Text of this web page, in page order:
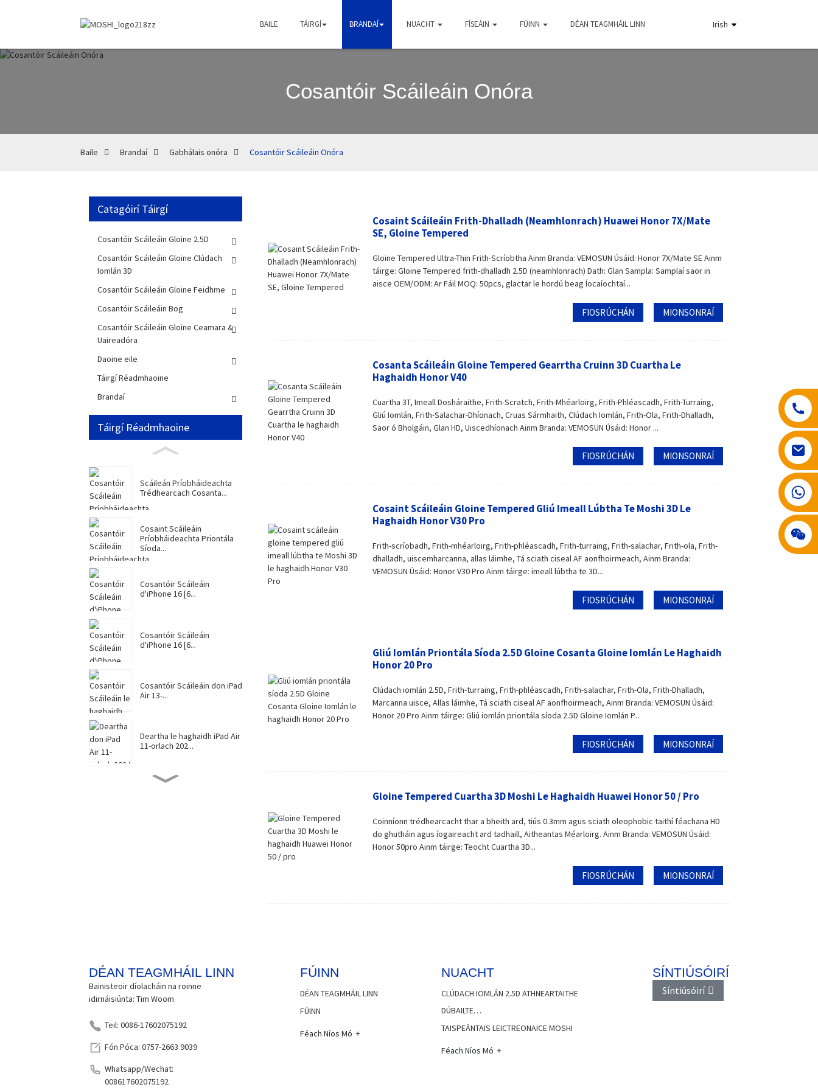
BAILE TÁIRGÍ BRANDAÍ NUACHT FÍSEÁIN FÚINN DÉAN TEAGMHÁIL LINN Irish
Cosantóir Scáileáin Onóra
Baile Brandaí Gabhálais onóra Cosantóir Scáileáin Onóra
Catagóirí Táirgí
Cosantóir Scáileáin Gloine 2.5D
Cosantóir Scáileáin Gloine Clúdach
Iomlán 3D
Cosantóir Scáileáin Gloine Feidhme
Cosantóir Scáileáin Bog
Cosantóir Scáileáin Gloine Ceamara &
Uaireadóra
Daoine eile
Táirgí Réadmhaoine
Brandaí
Táirgí Réadmhaoine
Scáileán Príobháideachta
Trédhearcach Cosanta...
Cosaint Scáileáin
Príobháideachta Priontála
Síoda...
Cosantóir Scáileáin
d'iPhone 16 [6...
Cosantóir Scáileáin
d'iPhone 16 [6...
Cosantóir Scáileáin don iPad
Air 13-...
Deartha le haghaidh iPad Air
11-orlach 202...
Cosaint Scáileáin Frith-Dhalladh (Neamhlonrach) Huawei Honor 7X/Mate
SE, Gloine Tempered
Gloine Tempered Ultra-Thin Frith-Scríobtha Ainm Branda: VEMOSUN Úsáid: Honor 7X/Mate SE Ainm
táirge: Gloine Tempered frith-dhalladh 2.5D (neamhlonrach) Dath: Glan Sampla: Samplaí saor in
aisce OEM/ODM: Ar Fáil MOQ: 50pcs, glactar le hordú beag Íocaíochtaí...
FIOSRÚCHÁN MIONSONRAÍ
Cosanta Scáileáin Gloine Tempered Gearrtha Cruinn 3D Cuartha Le
Haghaidh Honor V40
Cuartha 3T, Imeall Dosháraithe, Frith-Scratch, Frith-Mhéarloirg, Frith-Phléascadh, Frith-Turraing,
Gliú Iomlán, Frith-Salachar-Dhíonach, Cruas Sármhaith, Clúdach Iomlán, Frith-Ola, Frith-Dhalladh,
Saor ó Bholgáin, Glan HD, Uiscedhíonach Ainm Branda: VEMOSUN Úsáid: Honor ...
FIOSRÚCHÁN MIONSONRAÍ
Cosaint Scáileáin Gloine Tempered Gliú Imeall Lúbtha Te Moshi 3D Le
Haghaidh Honor V30 Pro
Frith-scríobadh, Frith-mhéarloirg, Frith-phléascadh, Frith-turraing, Frith-salachar, Frith-ola, Frith-
dhalladh, uiscemharcanna, allas láimhe, Tá sciath ciseal AF aonfhoirmeach, Ainm Branda:
VEMOSUN Úsáid: Honor V30 Pro Ainm táirge: imeall lúbtha te 3D...
FIOSRÚCHÁN MIONSONRAÍ
Gliú Iomlán Priontála Síoda 2.5D Gloine Cosanta Gloine Iomlán Le Haghaidh
Honor 20 Pro
Clúdach iomlán 2.5D, Frith-turraing, Frith-phléascadh, Frith-salachar, Frith-Ola, Frith-Dhalladh,
Marcanna uisce, Allas láimhe, Tá sciath ciseal AF aonfhoirmeach, Ainm Branda: VEMOSUN Úsáid:
Honor 20 Pro Ainm táirge: Gliú iomlán priontála síoda 2.5D Gloine Iomlán P...
FIOSRÚCHÁN MIONSONRAÍ
Gloine Tempered Cuartha 3D Moshi Le Haghaidh Huawei Honor 50 / Pro
Coinníonn trédhearcacht thar a bheith ard, tiús 0.3mm agus sciath oleophobic taithí féachana HD
do ghutháin agus íogaireacht ard tadhaill, Aitheantas Méarloirg. Ainm Branda: VEMOSUN Úsáid:
Honor 50pro Ainm táirge: Teocht Cuartha 3D...
FIOSRÚCHÁN MIONSONRAÍ
DÉAN TEAGMHÁIL LINN
Bainisteoir díolacháin na roinne
idirnáisiúnta: Tim Woom
Teil: 0086-17602075192
Fón Póca: 0757-2663 9039
Whatsapp/Wechat:
008617602075192
FÚINN
DÉAN TEAGMHÁIL LINN
FÚINN
Féach Níos Mó
NUACHT
CLÚDACH IOMLÁN 2.5D ATHNEARTAITHE
DÚBAILTE…
TAISPEÁNTAIS LEICTREONAICE MOSHI
Féach Níos Mó
SÍNTIÚSÓIRÍ
Síntiúsóirí